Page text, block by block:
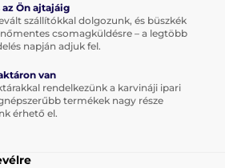
Ön ajtajáig
szállítókkal dolgozunk, és büszkék
csomagküldésre – a legtöbb
napján adjuk fel.
van
rendelkezünk a karvináji ipari
termékek nagy része
érhető el.